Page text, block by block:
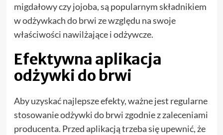
migdałowy czy jojoba, są popularnym składnikiem
w odżywkach do brwi ze względu na swoje
właściwości nawilżające i odżywcze.
Efektywna aplikacja
odżywki do brwi
Aby uzyskać najlepsze efekty, ważne jest regularne
stosowanie odżywki do brwi zgodnie z zaleceniami
producenta. Przed aplikacją trzeba się upewnić, że